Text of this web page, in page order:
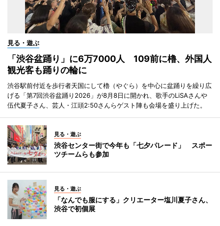
見る・遊ぶ
「渋谷盆踊り」に6万7000人 109前に櫓、外国人
観光客も踊りの輪に
渋谷駅前付近を歩行者天国にして櫓（やぐら）を中心に盆踊りを繰り広
げる「第7回渋谷盆踊り2026」が8月8日に開かれ、歌手のLiSAさんや
伍代夏子さん、芸人・江頭2:50さんらゲスト陣も会場を盛り上げた。
見る・遊ぶ
渋谷センター街で今年も「七夕パレード」 スポー
ツチームらも参加
見る・遊ぶ
「なんでも服にする」クリエーター塩川夏子さん、
渋谷で初個展